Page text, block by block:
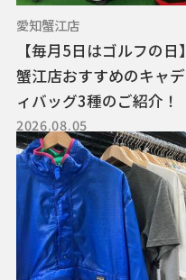
愛知蟹江店
【毎月5日はゴルフの日】
蟹江店おすすめのキャデ
ィバッグ3種のご紹介！
2026.08.05